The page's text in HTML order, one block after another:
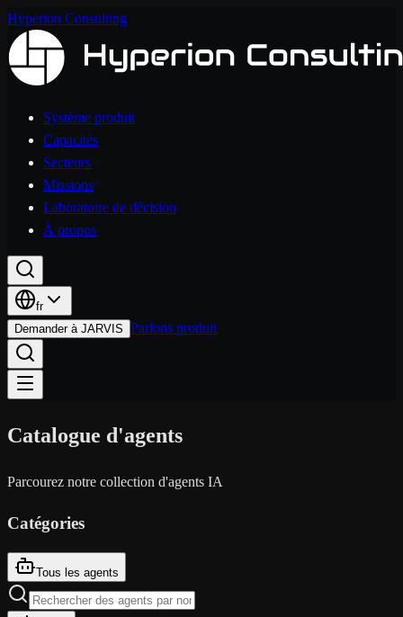
Hyperion Consulting
Système produit
Capacités
Secteurs
Missions
Laboratoire de décision
À propos
fr
Demander à JARVIS Parlons produit
Catalogue d'agents
Parcourez notre collection d'agents IA
Catégories
Tous les agents